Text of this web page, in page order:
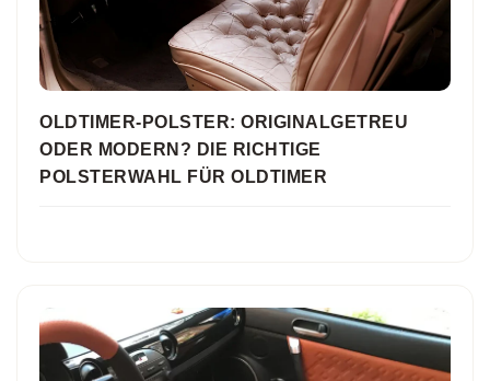
OLDTIMER-POLSTER: ORIGINALGETREU
ODER MODERN? DIE RICHTIGE
POLSTERWAHL FÜR OLDTIMER